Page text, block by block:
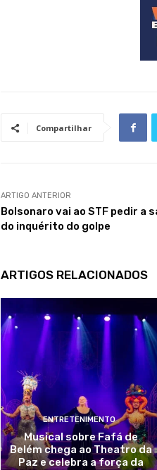
Compartilhar
ARTIGO ANTERIOR
Bolsonaro vai ao STF pedir a
do inquérito do golpe
ARTIGOS RELACIONADOS
ENTRETENIMENTO
Musical sobre Fafá de
Belém chega ao Theatro da
Paz e celebra a força da